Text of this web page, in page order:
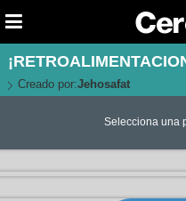
Creado por:Jehosafat
Selecciona una